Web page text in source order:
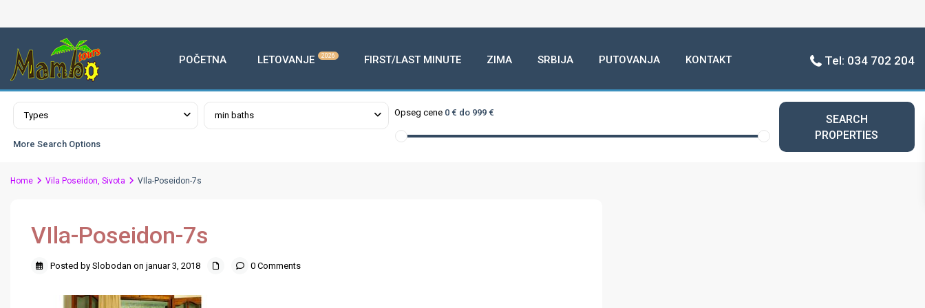
POČETNA LETOVANJE 2026 FIRST/LAST MINUTE ZIMA SRBIJA PUTOVANJA KONTAKT Tel: 034 702 204
Advanced Search
Types min baths Opseg cene 0 € do 999 €
More Search Options
SEARCH
PROPERTIES
Home Vila Poseidon, Sivota VIla-Poseidon-7s
VIla-Poseidon-7s
Posted by Slobodan on januar 3, 2018 0 Comments